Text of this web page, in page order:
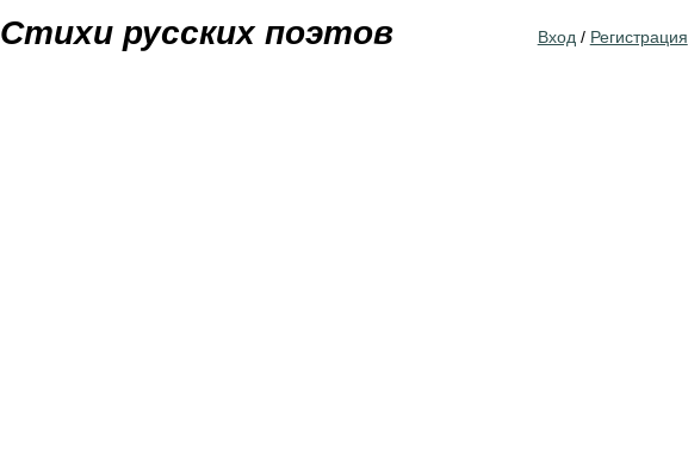
Стихи русских поэтов Вход / Регистрация